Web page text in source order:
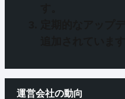
運営会社の動向